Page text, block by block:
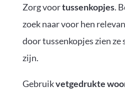
Zorg voortussenkopjes.
zoek naar voor hen
door tussenkopjes zien ze
zijn.
Gebruikvetgedrukte